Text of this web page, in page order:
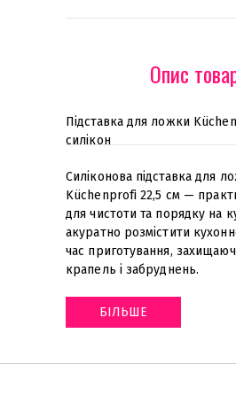
Опис
Підставка для ложки
силікон
Силіконова підставка для
Küchenprofi 22,5 см —
для чистоти та порядку на
акуратно розмістити
час приготування,
крапель і забруднень.
БІЛЬШЕ